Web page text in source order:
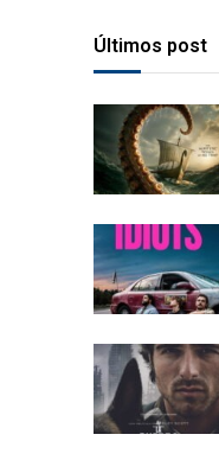
Últimos post